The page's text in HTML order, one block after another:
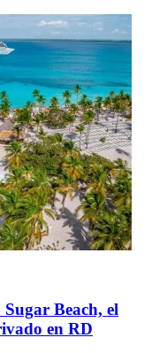
Beach, el
en RD